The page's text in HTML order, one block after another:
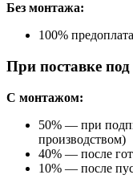
Без монтажа:
100%
При поставке под
С монтажом:
50% — при
производством)
40% — после
10% — после